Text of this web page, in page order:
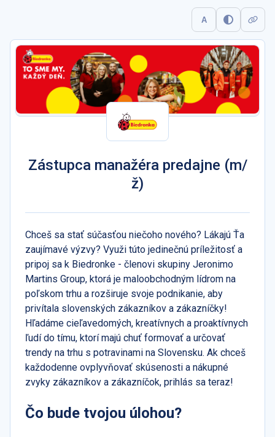
A
Zástupca manažéra predajne (m/
ž)
Chceš sa stať súčasťou niečoho nového? Lákajú Ťa
zaujímavé výzvy? Využi túto jedinečnú príležitosť a
pripoj sa k Biedronke - členovi skupiny Jeronimo
Martins Group, ktorá je maloobchodným lídrom na
poľskom trhu a rozširuje svoje podnikanie, aby
privítala slovenských zákazníkov a zákazníčky!
Hľadáme cieľavedomých, kreatívnych a proaktívnych
ľudí do tímu, ktorí majú chuť formovať a určovať
trendy na trhu s potravinami na Slovensku. Ak chceš
každodenne ovplyvňovať skúsenosti a nákupné
zvyky zákazníkov a zákazníčok, prihlás sa teraz!
Čo bude tvojou úlohou?